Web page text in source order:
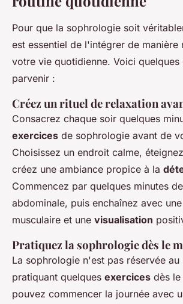
Pour que la sophrologie soit
est essentiel de l'intégrer de manière
votre vie quotidienne. Voici
parvenir :
Créez un rituel de relaxation
Consacrez chaque soir quelques
exercices de sophrologie avant de
Choisissez un endroit calme,
créez une ambiance propice à la
Commencez par quelques minutes de
abdominale, puis enchaînez avec une
musculaire et une visualisation
Pratiquez la sophrologie dès le
La sophrologie n'est pas réservée au
pratiquant quelques exercices dès
pouvez commencer la journée avec